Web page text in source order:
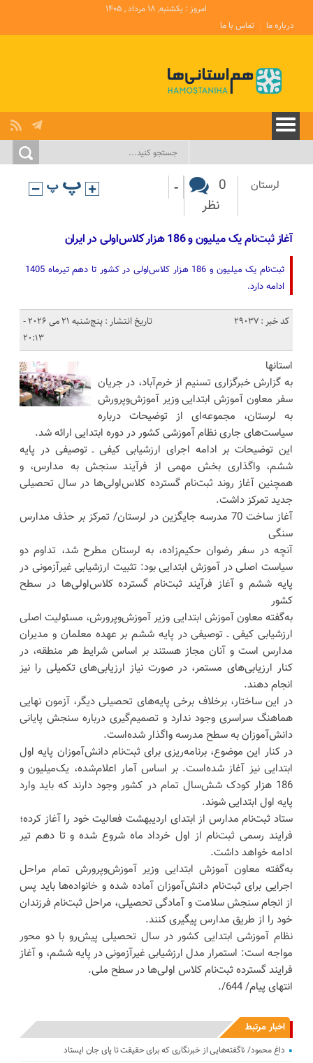
امروز : یکشنبه, ۱۸ مرداد , ۱۴۰۵
درباره ما
تماس با ما
لرستان
0
نظر
-
آغاز ثبت‌نام یک میلیون و 186 هزار کلاس‌اولی در ایران
ثبت‌نام یک میلیون و 186 هزار کلاس‌اولی در کشور تا دهم تیرماه 1405
ادامه دارد.
کد خبر : 29037
تاریخ انتشار : پنج‌شنبه 21 می 2026 -
20:13
استانها
به گزارش خبرگزاری تسنیم از خرم‌آباد، در جریان
سفر معاون آموزش ابتدایی وزیر آموزش‌وپرورش
به لرستان، مجموعه‌ای از توضیحات درباره
سیاست‌های جاری نظام آموزشی کشور در دوره ابتدایی ارائه شد.
این توضیحات بر ادامه اجرای ارزشیابی کیفی ـ توصیفی در پایه
ششم، واگذاری بخش مهمی از فرآیند سنجش به مدارس، و
همچنین آغاز روند ثبت‌نام گسترده کلاس‌اولی‌ها در سال تحصیلی
جدید تمرکز داشت.
آغاز ساخت 70 مدرسه جایگزین در لرستان/ تمرکز بر حذف مدارس
سنگی
آنچه در سفر رضوان حکیم‌زاده، به لرستان مطرح شد، تداوم دو
سیاست اصلی در آموزش ابتدایی بود: تثبیت ارزشیابی غیرآزمونی در
پایه ششم و آغاز فرآیند ثبت‌نام گسترده کلاس‌اولی‌ها در سطح
کشور
به‌گفته معاون آموزش ابتدایی وزیر آموزش‌وپرورش، مسئولیت اصلی
ارزشیابی کیفی ـ توصیفی در پایه ششم بر عهده معلمان و مدیران
مدارس است و آنان مجاز هستند بر اساس شرایط هر منطقه، در
کنار ارزیابی‌های مستمر، در صورت نیاز ارزیابی‌های تکمیلی را نیز
انجام دهند.
در این ساختار، برخلاف برخی پایه‌های تحصیلی دیگر، آزمون نهایی
هماهنگ سراسری وجود ندارد و تصمیم‌گیری درباره سنجش پایانی
دانش‌آموزان به سطح مدرسه واگذار شده‌است.
در کنار این موضوع، برنامه‌ریزی برای ثبت‌نام دانش‌آموزان پایه اول
ابتدایی نیز آغاز شده‌است. بر اساس آمار اعلام‌شده، یک‌میلیون و
186 هزار کودک شش‌سال تمام در کشور وجود دارند که باید وارد
پایه اول ابتدایی شوند.
ستاد ثبت‌نام مدارس از ابتدای اردیبهشت فعالیت خود را آغاز کرده؛
فرایند رسمی ثبت‌نام از اول خرداد ماه شروع شده و تا دهم تیر
ادامه خواهد داشت.
به‌گفته معاون آموزش ابتدایی وزیر آموزش‌وپرورش تمام مراحل
اجرایی برای ثبت‌نام دانش‌آموزان آماده شده و خانواده‌ها باید پس
از انجام سنجش سلامت و آمادگی تحصیلی، مراحل ثبت‌نام فرزندان
خود را از طریق مدارس پیگیری کنند.
نظام آموزشی ابتدایی کشور در سال تحصیلی پیش‌رو با دو محور
مواجه است: استمرار مدل ارزشیابی غیرآزمونی در پایه ششم، و آغاز
فرایند گسترده ثبت‌نام کلاس اولی‌ها در سطح ملی.
انتهای پیام/ 644/.
اخبار مرتبط
داغ محمود/ ناگفته‌هایی از خبرنگاری که برای حقیقت تا پای جان ایستاد‌‌